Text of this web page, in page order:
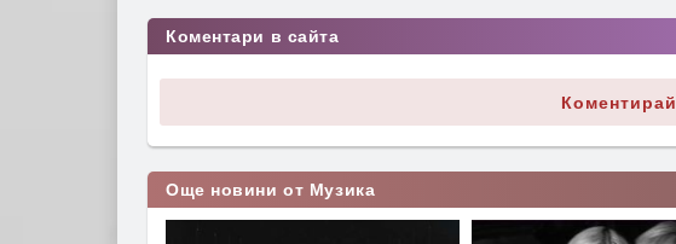
Коментари в сайта
Коментирай
Още новини от Музика